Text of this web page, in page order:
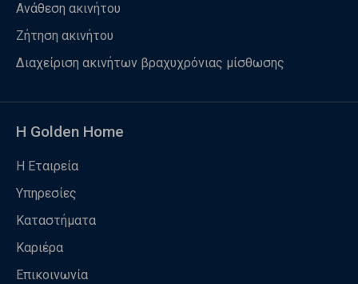
Ανάθεση ακινήτου
Ζήτηση ακινήτου
Διαχείριση ακινήτων βραχυχρόνιας μίσθωσης
Η Golden Home
Η Εταιρεία
Υπηρεσίες
Καταστήματα
Καριέρα
Επικοινωνία